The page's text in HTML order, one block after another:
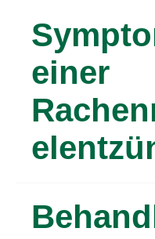
einer